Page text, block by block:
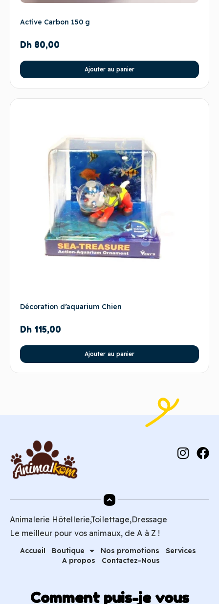
Active Carbon 150 g
Dh 80,00
Ajouter au panier
Décoration d’aquarium Chien
Dh 115,00
Ajouter au panier
Animalerie Hôtellerie,Toilettage,Dressage
Le meilleur pour vos animaux, de A à Z !
Accueil Boutique Nos promotions
Services
A propos
Contactez-Nous
Comment puis-je vous